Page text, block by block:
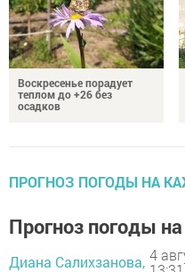
Воскресенье порадует
теплом до +26 без
осадков
ПРОГНОЗ ПОГОДЫ НА
Прогноз погоды
Диана Салихзанова, 4